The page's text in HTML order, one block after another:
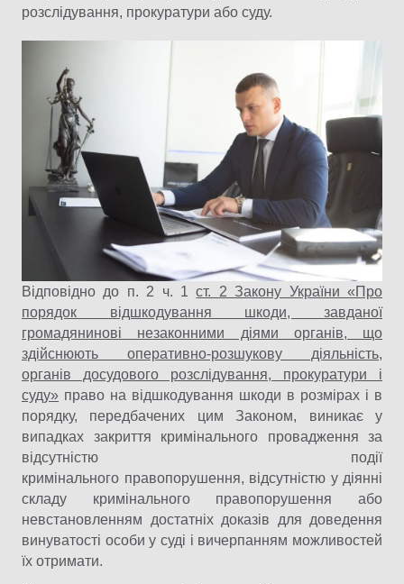
розслідування, прокуратури або суду.
Відповідно до п. 2 ч. 1ст. 2 Закону України «Про
порядок відшкодування шкоди, завданої
громадянинові незаконними діями органів, що
здійснюють оперативно-розшукову діяльність,
органів досудового розслідування, прокуратури і
суду» право на відшкодування шкоди в розмірах і в
порядку, передбачених цим Законом, виникає у
випадках закриття кримінального провадження за
відсутністю події
кримінального правопорушення, відсутністю у діянні
складу кримінального правопорушення або
невстановленням достатніх доказів для доведення
винуватості особи у суді і вичерпанням можливостей
їх отримати.